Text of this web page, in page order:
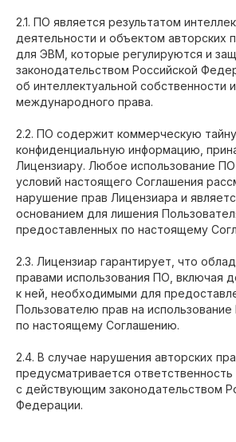
2.1. ПО является результатом
деятельности и объектом авторских
для ЭВМ, которые регулируются и
законодательством Российской
об интеллектуальной собственности
международного права.
2.2. ПО содержит коммерческую
конфиденциальную информацию,
Лицензиару. Любое использование
условий настоящего Соглашения
нарушение прав Лицензиара и
основанием для лишения
предоставленных по настоящему
2.3. Лицензиар гарантирует, что
правами использования ПО, включая
к ней, необходимыми для
Пользователю прав на
по настоящему Соглашению.
2.4. В случае нарушения авторских
предусматривается ответственность
с действующим законодательством
Федерации.